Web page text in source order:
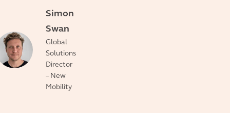
Simon
Swan
Global
Solutions
Director
– New
Mobility